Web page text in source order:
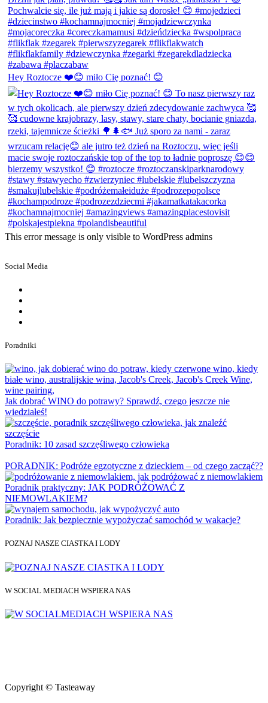
Hey Roztocze ❤️😊 miło Cię poznać! 😊
This error message is only visible to WordPress admins
Social Media
Poradniki
Jak dobrać WINO do potrawy? Sprawdź, czego jeszcze nie
wiedziałeś!
Poradnik: 10 zasad szczęśliwego człowieka
PORADNIK: Podróże egzotyczne z dzieckiem – od czego zacząć??
Poradnik praktyczny: JAK PODRÓŻOWAĆ Z
NIEMOWLAKIEM?
Poradnik: Jak bezpiecznie wypożyczać samochód w wakacje?
POZNAJ NASZE CIASTKA I LODY
W SOCIAL MEDIACH WSPIERA NAS
Copyright © Tasteaway